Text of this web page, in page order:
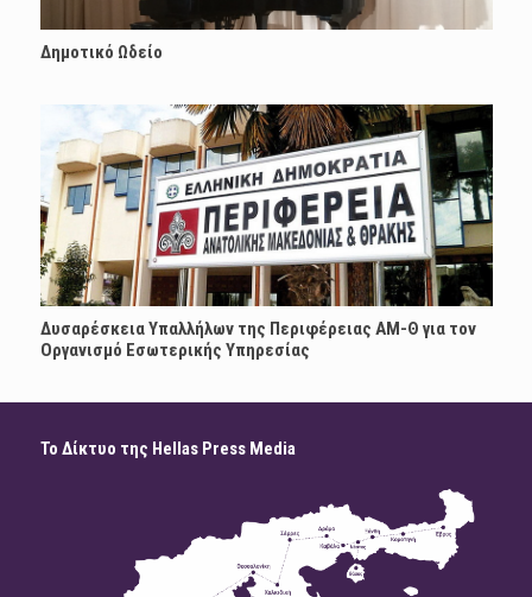
Δημοτικό Ωδείο
Δυσαρέσκεια Υπαλλήλων της Περιφέρειας ΑΜ-Θ για τον
Οργανισμό Εσωτερικής Υπηρεσίας
Το Δίκτυο της Hellas Press Media